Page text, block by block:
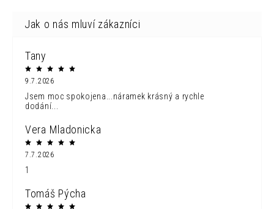
Tany
9.7.2026
Jsem moc spokojena...náramek krásný a rychle
dodání...
Vera Mladonicka
7.7.2026
1
Tomáš Pýcha